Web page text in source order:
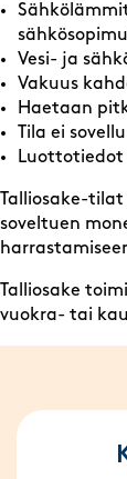
Vesi- ja
Vakuus
Haetaan
Tila ei
Talliosake-
soveltuen
Talliosake
vuokra- tai